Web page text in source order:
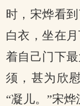
时，宋烨看
白衣，坐在
着自己门下
须，甚为欣
“凝儿。”宋